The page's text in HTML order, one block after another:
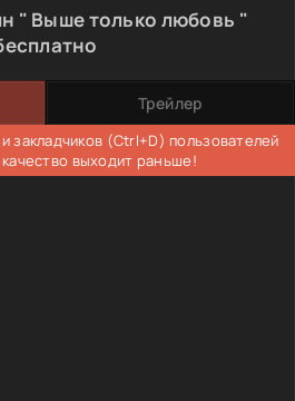
" Выше только любовь "
Трейлер
закладчиков (Ctrl+D) пользователей
выходит раньше!